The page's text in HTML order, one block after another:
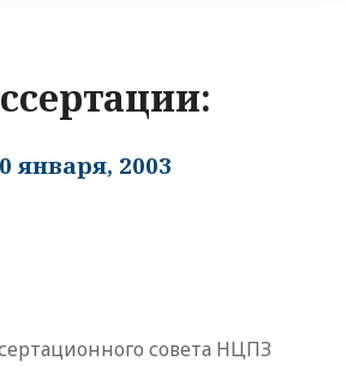
января, 2003
совета НЦПЗ